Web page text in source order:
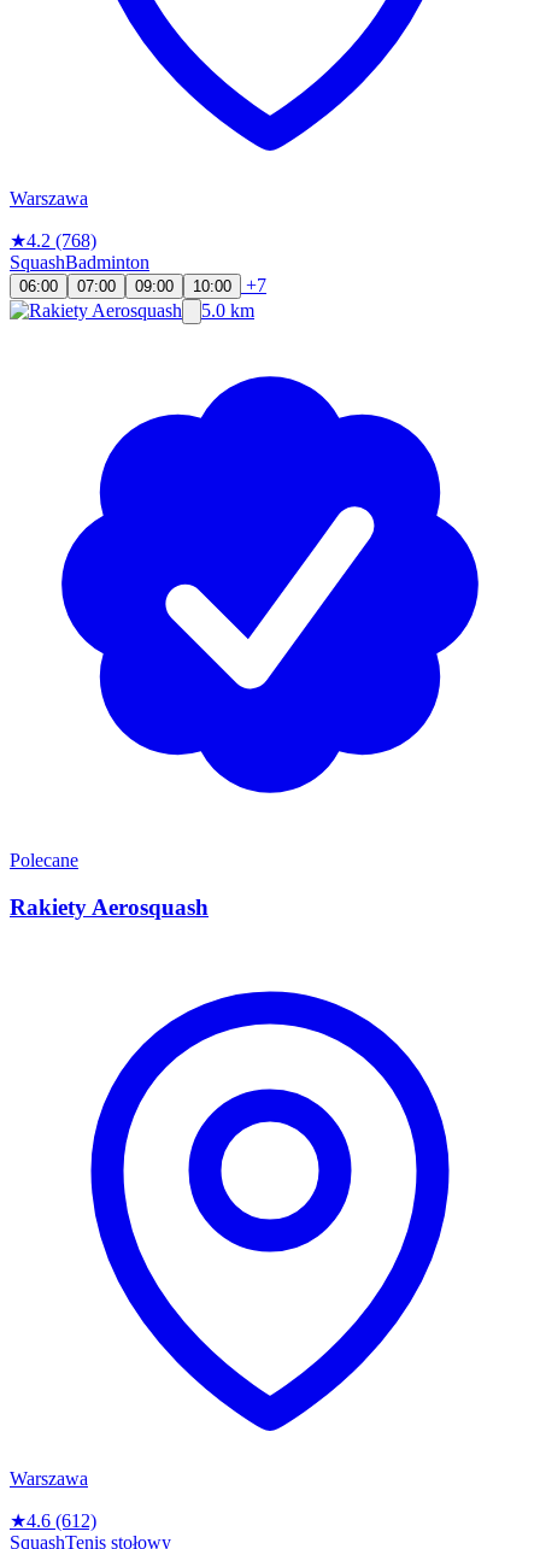
Warszawa
★4.2 (768)
SquashBadminton
06:00 07:00 09:00 10:00
+7
5.0 km
Polecane
Rakiety Aerosquash
Warszawa
★4.6 (612)
SquashTenis stołowy